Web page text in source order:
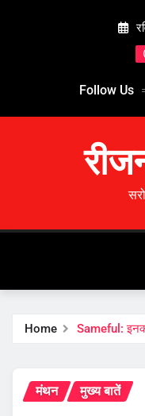
Follow Us
Home Sameful:
मंथन मुख्य बातें